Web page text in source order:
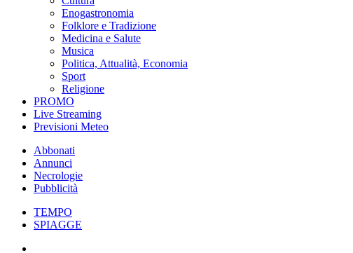
Enogastronomia
Folklore e Tradizione
Medicina e Salute
Musica
Politica, Attualità, Economia
Sport
Religione
PROMO
Live Streaming
Previsioni Meteo
Abbonati
Annunci
Necrologie
Pubblicità
TEMPO
SPIAGGE